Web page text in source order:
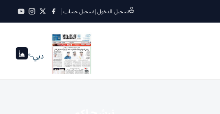
تسجيل الدخول|تسجيل حساب
دبي--°